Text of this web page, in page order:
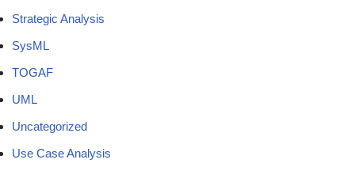
Strategic Analysis
SysML
TOGAF
UML
Uncategorized
Use Case Analysis